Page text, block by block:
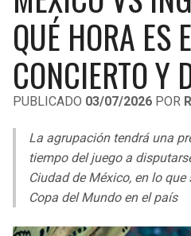
LIGA DE EXPANSIÓN MX
LEAGUES CUP
UEFA EUROPA LEAGUE
UEFA CONFERENCE LEAGUE
MLS
COPA SUDAMERICANA
OTRAS LIGAS
RAIDERS
CHARGERS
BENGALS
BROWNS
CAVALIERS
PISTONS
BUCKS
HAWKS
QUÉ HORA ES
CONCIERTO Y
PUBLICADO 03/07/2026 POR
La agrupación tendrá una
tiempo del juego a
Ciudad de México, en lo
Copa del Mundo en el país